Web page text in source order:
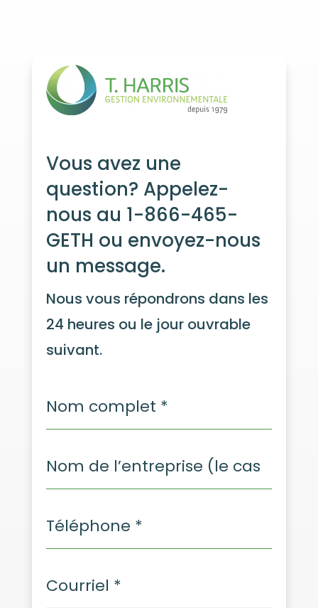
Vous avez une
question? Appelez-
nous au 1-866-465-
GETH ou envoyez-nous
un message.
Nous vous répondrons dans les
24 heures ou le jour ouvrable
suivant.